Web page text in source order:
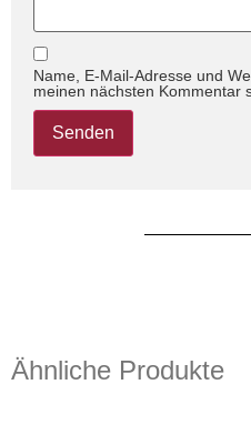
Name, E-Mail-Adresse und
meinen nächsten Kommentar
Ähnliche Produkte